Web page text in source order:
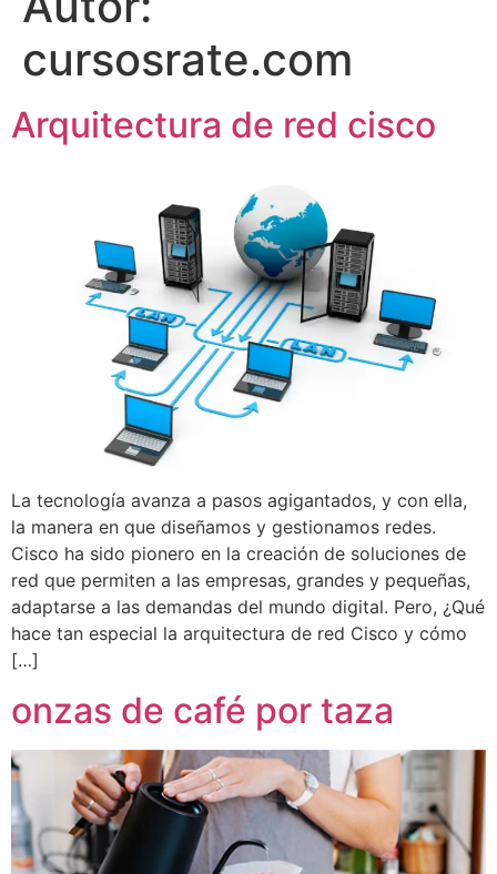
cursosrate.com
Arquitectura de red cisco
La tecnología avanza a pasos agigantados, y con ella,
la manera en que diseñamos y gestionamos redes.
Cisco ha sido pionero en la creación de soluciones de
red que permiten a las empresas, grandes y pequeñas,
adaptarse a las demandas del mundo digital. Pero, ¿Qué
hace tan especial la arquitectura de red Cisco y cómo
[…]
onzas de café por taza